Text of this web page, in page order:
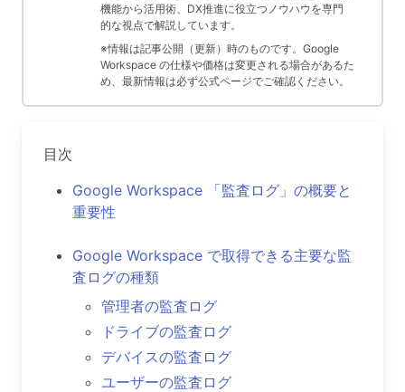
機能から活用術、DX推進に役立つノウハウを専門
的な視点で解説しています。
※情報は記事公開（更新）時のものです。Google
Workspace の仕様や価格は変更される場合があるた
め、最新情報は必ず公式ページでご確認ください。
目次
Google Workspace 「監査ログ」の概要と
重要性
Google Workspace で取得できる主要な監
査ログの種類
管理者の監査ログ
ドライブの監査ログ
デバイスの監査ログ
ユーザーの監査ログ